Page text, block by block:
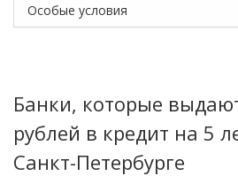
Особые условия
Банки, которые
рублей в кредит на 5
Санкт-Петербурге